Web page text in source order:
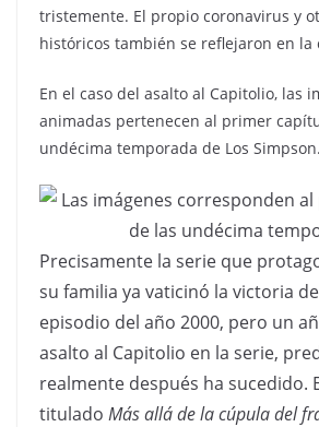
tristemente. El propio coronavirus y
históricos también se reflejaron en la
En el caso del asalto al Capitolio, las
animadas pertenecen al primer
undécima temporada de Los Simpson.
Precisamente la serie que
su familia ya vaticinó la victoria
episodio del año 2000, pero un
asalto al Capitolio en la serie,
realmente después ha sucedido.
titulado Más allá de la cúpula del